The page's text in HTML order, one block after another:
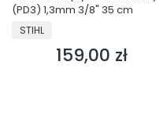
(PD3) 1,3mm 3/8" 35 cm
PRODUCENT
STIHL
Cena
159,00 zł